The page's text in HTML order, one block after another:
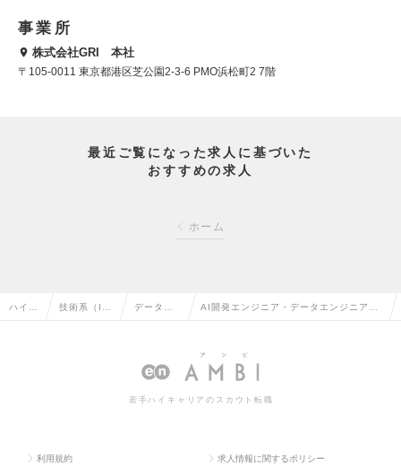
事業所
株式会社GRI 本社
〒105-0011 東京都港区芝公園2-3-6 PMO浜松町2 7階
最近ご覧になった求人に基づいた
おすすめの求人
ホーム
ハイク 技術系（I データサ
ィストの
AI開発エンジニア・データエンジニア／
活用プロジェクトをリードの求人情報
若手ハイキャリアのスカウト転職
利用規約 求人情報に関するポリシー